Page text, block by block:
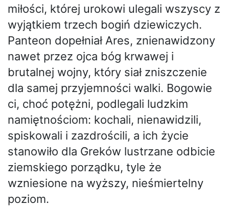
miłości, której urokowi ulegali wszyscy z
wyjątkiem trzech bogiń dziewiczych.
Panteon dopełniał Ares, znienawidzony
nawet przez ojca bóg krwawej i
brutalnej wojny, który siał zniszczenie
dla samej przyjemności walki. Bogowie
ci, choć potężni, podlegali ludzkim
namiętnościom: kochali, nienawidzili,
spiskowali i zazdrościli, a ich życie
stanowiło dla Greków lustrzane odbicie
ziemskiego porządku, tyle że
wzniesione na wyższy, nieśmiertelny
poziom.